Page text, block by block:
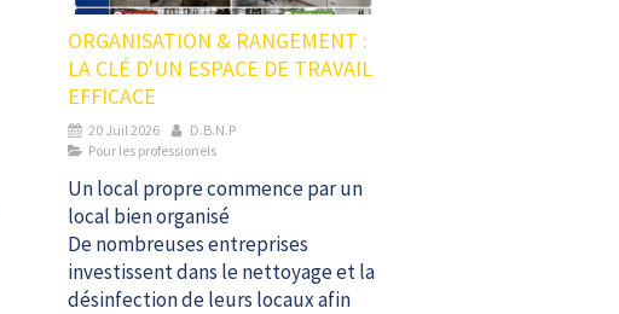
ORGANISATION & RANGEMENT :
LA CLÉ D'UN ESPACE DE TRAVAIL
EFFICACE
20 Juil 2026
D.B.N.P
Pour les professionels
Un local propre commence par un
local bien organisé
De nombreuses entreprises
investissent dans le nettoyage et la
désinfection de leurs locaux afin